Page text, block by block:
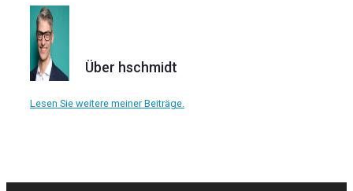
Über hschmidt
Lesen Sie weitere meiner Beiträge.